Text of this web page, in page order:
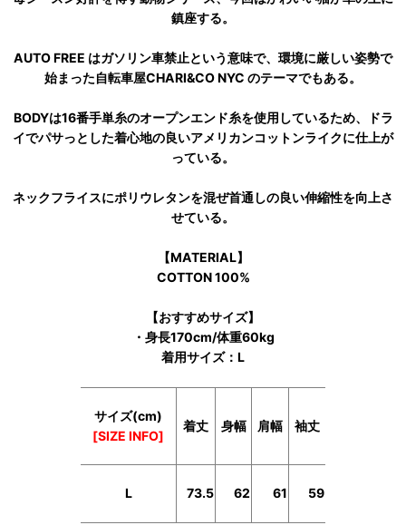
鎮座する。
AUTO FREE はガソリン車禁止という意味で、環境に厳しい姿勢で
始まった自転車屋CHARI&CO NYC のテーマでもある。
BODYは16番手単糸のオープンエンド糸を使用しているため、ドラ
イでパサっとした着心地の良いアメリカンコットンライクに仕上が
っている。
ネックフライスにポリウレタンを混ぜ首通しの良い伸縮性を向上さ
せている。
【MATERIAL】
COTTON 100%
【おすすめサイズ】
・身長170cm/体重60kg
着用サイズ：L
サイズ(cm)
[SIZE INFO]
着丈 身幅 肩幅 袖丈
L 73.5 62 61 59